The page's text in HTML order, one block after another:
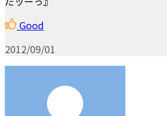
Good
2012/09/01